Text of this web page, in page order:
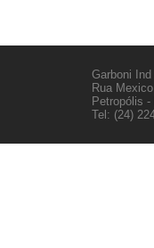
Garboni
Rua
Petropólis
Tel: (24)